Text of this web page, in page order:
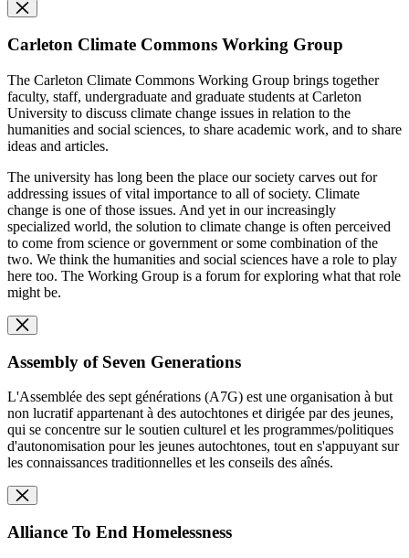
Carleton Climate Commons Working Group
The Carleton Climate Commons Working Group brings together
faculty, staff, undergraduate and graduate students at Carleton
University to discuss climate change issues in relation to the
humanities and social sciences, to share academic work, and to share
ideas and articles.
The university has long been the place our society carves out for
addressing issues of vital importance to all of society. Climate
change is one of those issues. And yet in our increasingly
specialized world, the solution to climate change is often perceived
to come from science or government or some combination of the
two. We think the humanities and social sciences have a role to play
here too. The Working Group is a forum for exploring what that role
might be.
Assembly of Seven Generations
L'Assemblée des sept générations (A7G) est une organisation à but
non lucratif appartenant à des autochtones et dirigée par des jeunes,
qui se concentre sur le soutien culturel et les programmes/politiques
d'autonomisation pour les jeunes autochtones, tout en s'appuyant sur
les connaissances traditionnelles et les conseils des aînés.
Alliance To End Homelessness